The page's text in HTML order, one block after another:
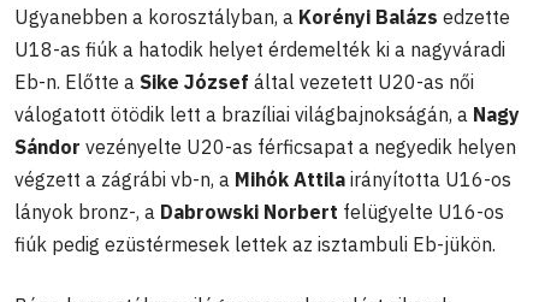
Ugyanebben a korosztályban, a Korényi Balázs edzette
U18-as fiúk a hatodik helyet érdemelték ki a nagyváradi
Eb-n. Előtte a Sike József által vezetett U20-as női
válogatott ötödik lett a brazíliai világbajnokságán, a Nagy
Sándor vezényelte U20-as férficsapat a negyedik helyen
végzett a zágrábi vb-n, a Mihók Attila irányította U16-os
lányok bronz-, a Dabrowski Norbert felügyelte U16-os
fiúk pedig ezüstérmesek lettek az isztambuli Eb-jükön.